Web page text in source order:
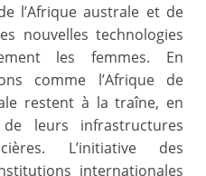
l’Afrique australe et de
nouvelles technologies
les femmes. En
comme l’Afrique de
restent à la traîne, en
leurs infrastructures
L’initiative des
internationales